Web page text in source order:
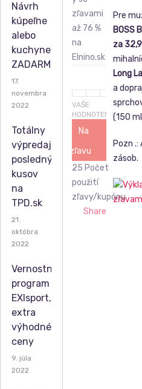
VAŠE
HODNOTENIE
Na
zľavu
25 Počet
použití
zľavy/kupónu
Share
Pre
BOSS
za
Long
a
(150
Pozn
zásob.
Návrh
kúpeľne
alebo
kuchyne
ZADARMO
17.
novembra
2022
Totálny
výpredaj
posledných
kusov
na
TPD.sk
21.
októbra
2022
Vernostný
program
EXIsport,
extra
výhodné
ceny
9. júla
2022